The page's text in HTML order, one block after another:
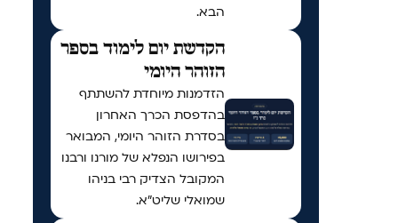
הבא.
הקדשת יום לימוד בספר
הזוהר היומי
הזדמנות מיוחדת להשתתף
בהדפסת הכרך האחרון
בסדרת הזוהר היומי, המבואר
בפירושו הנפלא של מורנו ורבנו
המקובל הצדיק רבי בניהו
שמואלי שליט״א.